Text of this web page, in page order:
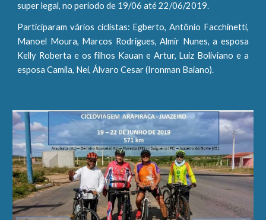
super legal, no período de 19/06 até 22/06/2019.
Participaram vários ciclistas: Egberto, Antônio Facchinetti,
Manoel Moura, Marcos Rodrigues, Almir Nunes, a esposa
Kelly Roberta e os filhos Kauan e Artur, Luiz Boliviano e a
esposa Camila, Nei, Álvaro Cesar (Ironman Baiano).